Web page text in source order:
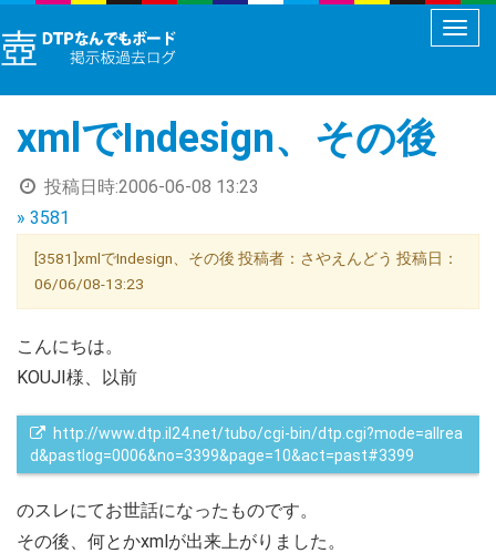
メ
ュ
xmlでIndesign、その後
投稿日時:2006-06-08 13:23
» 3581
[3581]xmlでIndesign、その後 投稿者：さやえんどう 投稿日：
06/06/08-13:23
こんにちは。
KOUJI様、以前
http://www.dtp.il24.net/tubo/cgi-bin/dtp.cgi?mode=allrea
d&pastlog=0006&no=3399&page=10&act=past#3399
のスレにてお世話になったものです。
その後、何とかxmlが出来上がりました。